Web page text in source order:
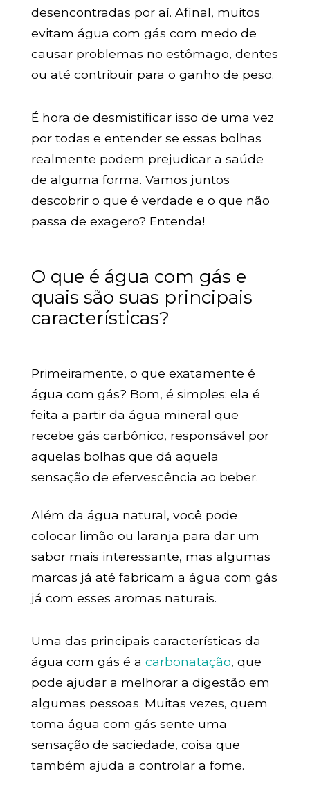
desencontradas por aí. Afinal, muitos
evitam água com gás com medo de
causar problemas no estômago, dentes
ou até contribuir para o ganho de peso.
É hora de desmistificar isso de uma vez
por todas e entender se essas bolhas
realmente podem prejudicar a saúde
de alguma forma. Vamos juntos
descobrir o que é verdade e o que não
passa de exagero? Entenda!
O que é água com gás e
quais são suas principais
características?
Primeiramente, o que exatamente é
água com gás? Bom, é simples: ela é
feita a partir da água mineral que
recebe gás carbônico, responsável por
aquelas bolhas que dá aquela
sensação de efervescência ao beber.
Além da água natural, você pode
colocar limão ou laranja para dar um
sabor mais interessante, mas algumas
marcas já até fabricam a água com gás
já com esses aromas naturais.
Uma das principais características da
água com gás é a carbonatação, que
pode ajudar a melhorar a digestão em
algumas pessoas. Muitas vezes, quem
toma água com gás sente uma
sensação de saciedade, coisa que
também ajuda a controlar a fome.